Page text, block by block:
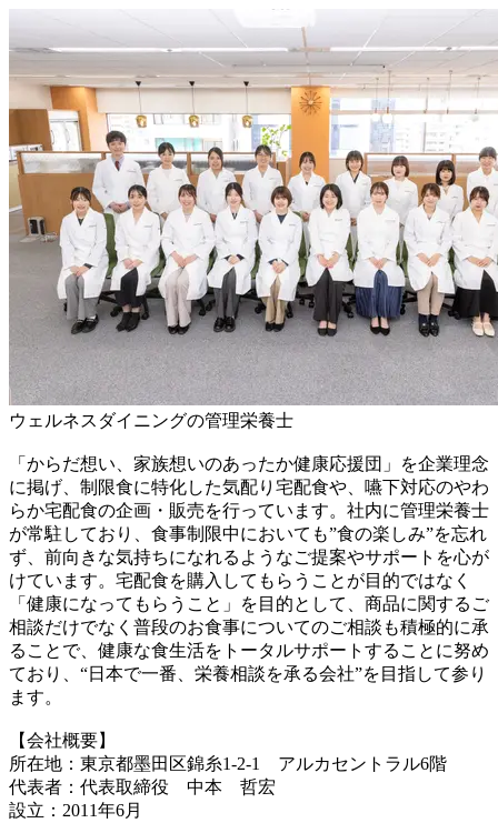
ウェルネスダイニングの管理栄養士
「からだ想い、家族想いのあったか健康応援団」を企業理念
に掲げ、制限食に特化した気配り宅配食や、嚥下対応のやわ
らか宅配食の企画・販売を行っています。社内に管理栄養士
が常駐しており、食事制限中においても”食の楽しみ”を忘れ
ず、前向きな気持ちになれるようなご提案やサポートを心が
けています。宅配食を購入してもらうことが目的ではなく
「健康になってもらうこと」を目的として、商品に関するご
相談だけでなく普段のお食事についてのご相談も積極的に承
ることで、健康な食生活をトータルサポートすることに努め
ており、“日本で一番、栄養相談を承る会社”を目指して参り
ます。
【会社概要】
所在地：東京都墨田区錦糸1-2-1 アルカセントラル6階
代表者：代表取締役 中本 哲宏
設立：2011年6月